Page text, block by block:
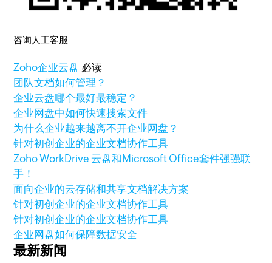
咨询人工客服
Zoho企业云盘 必读
团队文档如何管理？
企业云盘哪个最好最稳定？
企业网盘中如何快速搜索文件
为什么企业越来越离不开企业网盘？
针对初创企业的企业文档协作工具
Zoho WorkDrive 云盘和Microsoft Office套件强强联
手！
面向企业的云存储和共享文档解决方案
针对初创企业的企业文档协作工具
针对初创企业的企业文档协作工具
企业网盘如何保障数据安全
最新新闻